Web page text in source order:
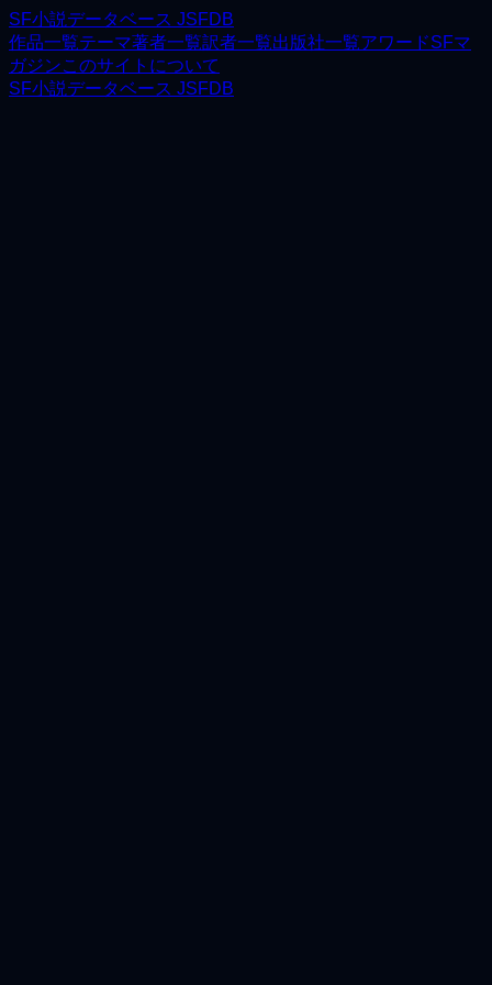
SF小説データベース JSFDB
作品一覧テーマ著者一覧訳者一覧出版社一覧アワードSFマ
ガジンこのサイトについて
SF小説データベース JSFDB